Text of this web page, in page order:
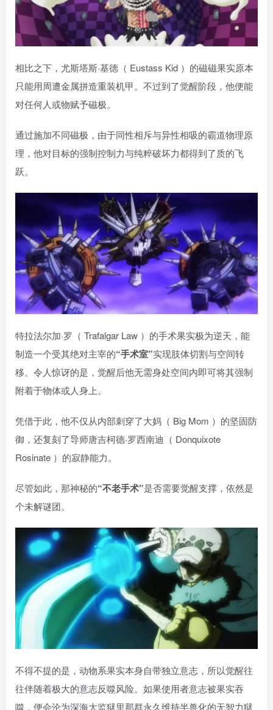
相比之下，尤斯塔斯·基德（ Eustass Kid ）的磁磁果实原本
只能用周遭金属拼造重装机甲。不过到了觉醒阶段，他便能
对任何人或物赋予磁极。
通过施加不同磁极，由于同性相斥与异性相吸的霸道物理原
理，他对目标的强制控制力与纯粹破坏力都得到了质的飞
跃。
特拉法尔加·罗（ Trafalgar Law ）的手术果实极为逆天，能
制造一个受其绝对主宰的“手术室”实现肢体切割与空间转
移。令人惊讶的是，觉醒后他无需身处空间内即可将其强制
附着于物体或人身上。
凭借于此，他不仅从内部刺穿了大妈（ Big Mom ）的坚固防
御，还复刻了导师唐吉柯德·罗西南迪（ Donquixote
Rosinate ）的寂静能力。
尽管如此，那神秘的“不老手术”是否需要觉醒支撑，依然是
个未解谜团。
不得不提的是，动物系果实本身自带独立意志，所以觉醒往
往伴随着极大的意志反噬风险。如果使用者意志被果实吞
噬，便会沦为深海大监狱里那群永久维持半兽化的无智力狱